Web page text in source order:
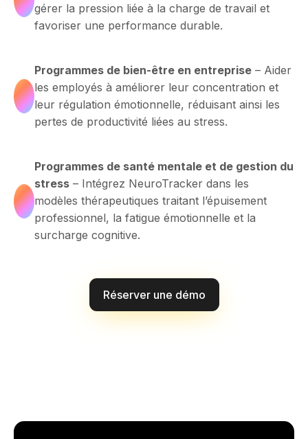
gérer la pression liée à la charge de travail et
favoriser une performance durable.
Programmes de bien-être en entreprise – Aider
les employés à améliorer leur concentration et
leur régulation émotionnelle, réduisant ainsi les
pertes de productivité liées au stress.
Programmes de santé mentale et de gestion du
stress – Intégrez NeuroTracker dans les
modèles thérapeutiques traitant l’épuisement
professionnel, la fatigue émotionnelle et la
surcharge cognitive.
Réserver une démo